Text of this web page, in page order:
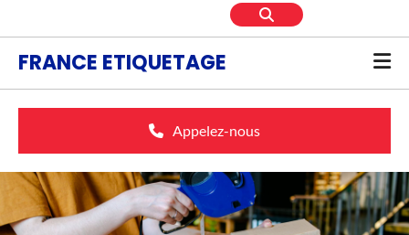
FRANCE ETIQUETAGE
Appelez-nous